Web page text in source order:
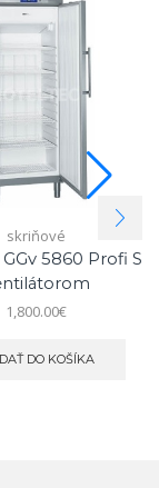
skriňové
5860 Profi S
1,800.00€
DO KOŠÍKA